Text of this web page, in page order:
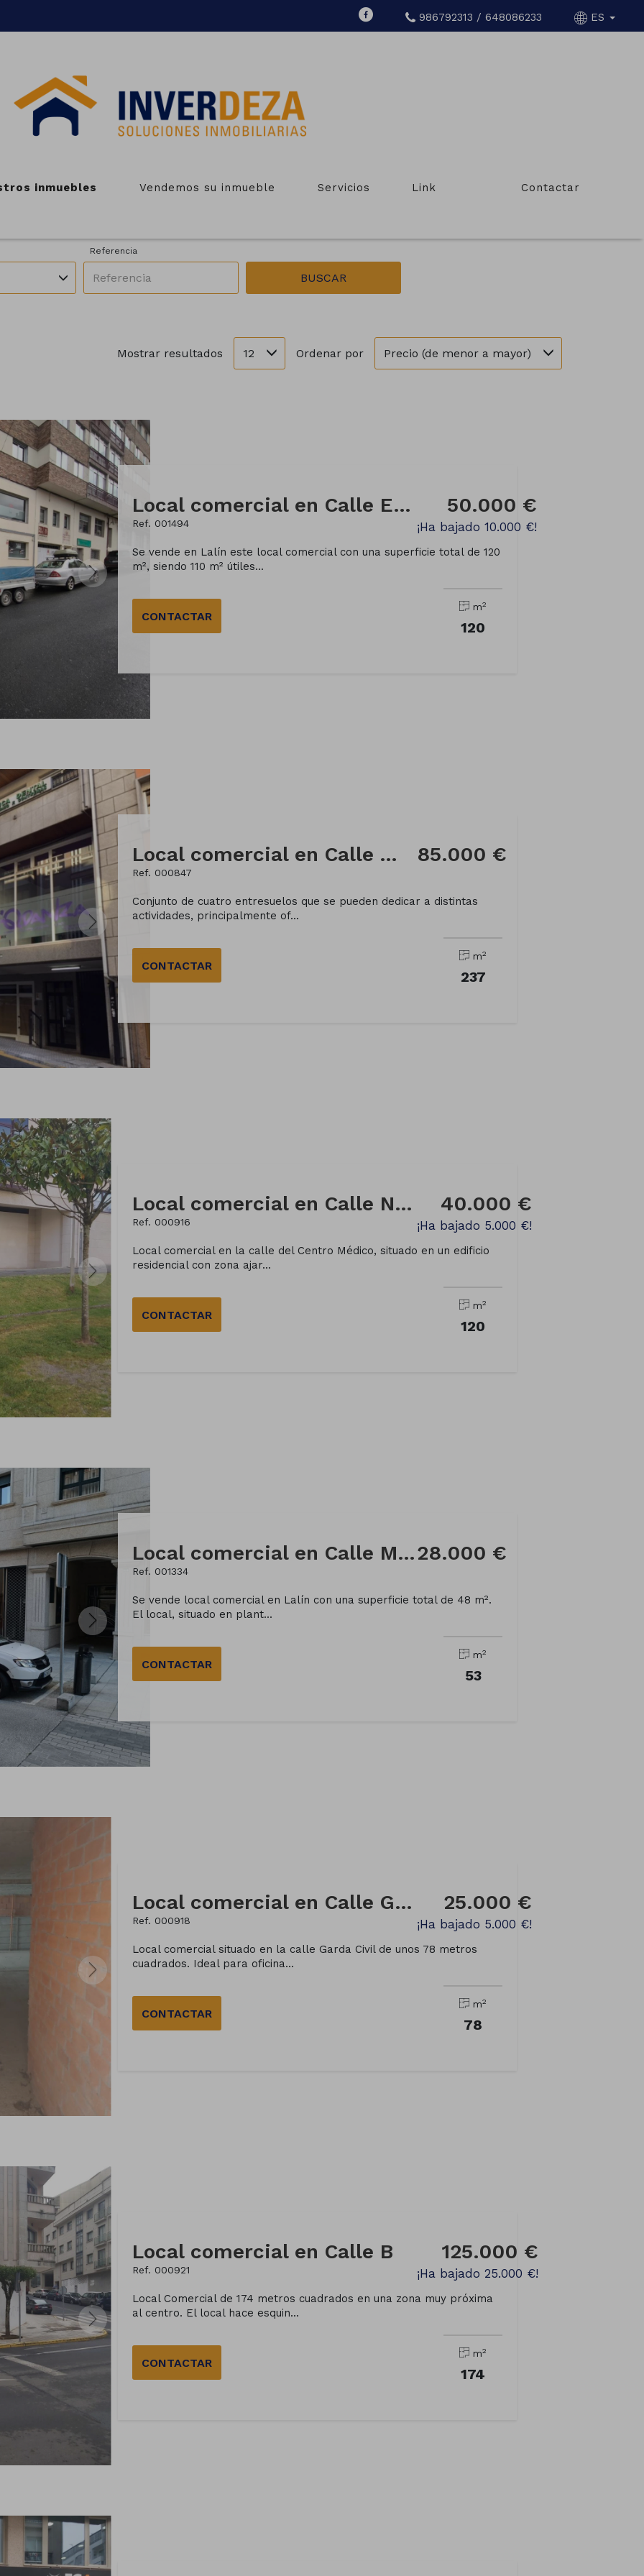
986792313 / 648086233 ES
inmuebles Vendemos su inmueble Servicios Link Contactar
Zonas Operación Tipo de inmueble
Referencia
BUSCAR
Mostrar resultados 12 Ordenar por Precio (de menor a mayor)
Local comercial en Calle Enrique Vidal Abascal
Ref. 001494
50.000 €
¡Ha bajado 10.000 €!
Se vende en Lalín este local comercial con una superficie total de 120
m², siendo 110 m² útiles...
CONTACTAR
m2
120
Local comercial en Calle WENCESLAO CALVO GARRA
Ref. 000847
85.000 €
Conjunto de cuatro entresuelos que se pueden dedicar a distintas
actividades, principalmente of...
CONTACTAR
m2
237
Local comercial en Calle NUNO EANES DE CERCIO
Ref. 000916
40.000 €
¡Ha bajado 5.000 €!
Local comercial en la calle del Centro Médico, situado en un edificio
residencial con zona ajar...
CONTACTAR
m2
120
Local comercial en Calle Monte do Faro
Ref. 001334
28.000 €
Se vende local comercial en Lalín con una superficie total de 48 m².
El local, situado en plant...
CONTACTAR
m2
53
Local comercial en Calle GARDA CIVIL
Ref. 000918
25.000 €
¡Ha bajado 5.000 €!
Local comercial situado en la calle Garda Civil de unos 78 metros
cuadrados. Ideal para oficina...
CONTACTAR
m2
78
Local comercial en Calle B
Ref. 000921
125.000 €
¡Ha bajado 25.000 €!
Local Comercial de 174 metros cuadrados en una zona muy próxima
al centro. El local hace esquin...
CONTACTAR
m2
174